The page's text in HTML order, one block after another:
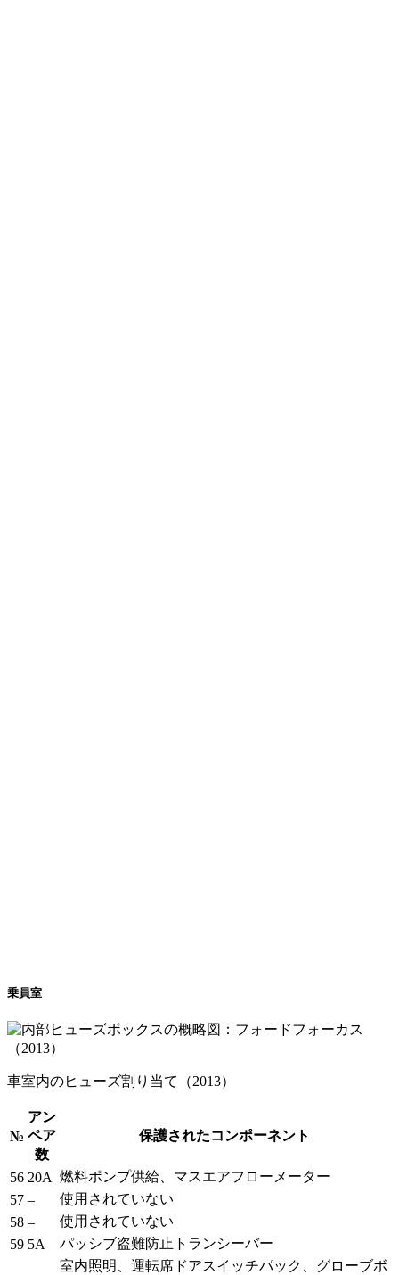
乗員室
車室内のヒューズ割り当て（2013）
№
アン
ペア
数
保護されたコンポーネント
56 20A 燃料ポンプ供給、マスエアフローメーター
57 –
使用されていない
58 –
使用されていない
59 5A パッシブ盗難防止トランシーバー
室内照明、運転席ドアスイッチパック、グローブボ